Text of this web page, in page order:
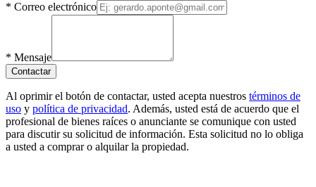
* Correo electrónico
* Mensaje
Contactar
Al oprimir el botón de contactar, usted acepta nuestros términos de
uso y política de privacidad. Además, usted está de acuerdo que el
profesional de bienes raíces o anunciante se comunique con usted
para discutir su solicitud de información. Esta solicitud no lo obliga
a usted a comprar o alquilar la propiedad.